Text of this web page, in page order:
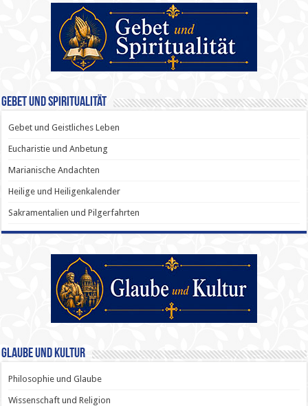
Gebet und Spiritualität
Gebet und Geistliches Leben
Eucharistie und Anbetung
Marianische Andachten
Heilige und Heiligenkalender
Sakramentalien und Pilgerfahrten
Glaube und Kultur
Philosophie und Glaube
Wissenschaft und Religion